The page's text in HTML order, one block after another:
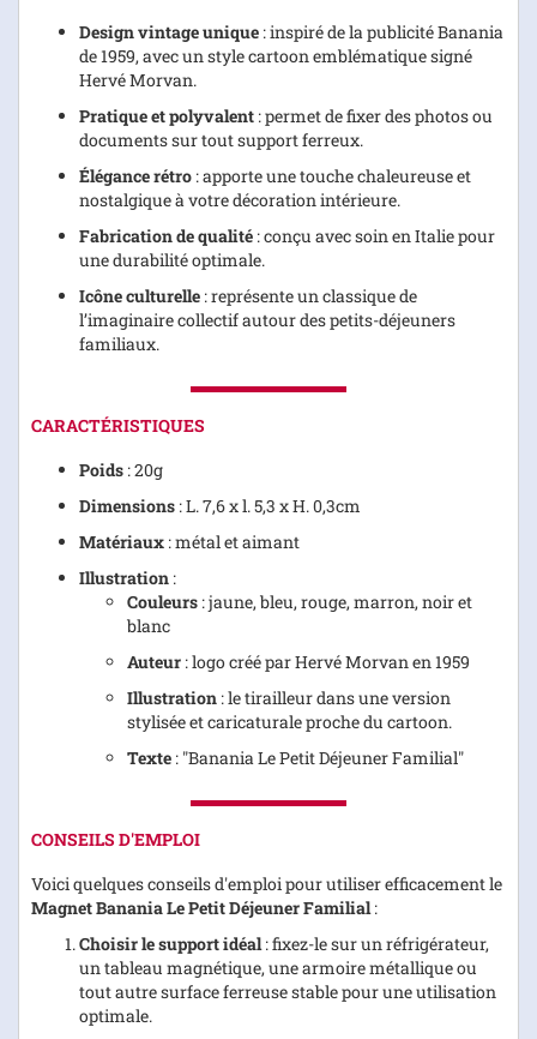
Design vintage unique : inspiré de la publicité Banania
de 1959, avec un style cartoon emblématique signé
Hervé Morvan.
Pratique et polyvalent : permet de fixer des photos ou
documents sur tout support ferreux.
Élégance rétro : apporte une touche chaleureuse et
nostalgique à votre décoration intérieure.
Fabrication de qualité : conçu avec soin en Italie pour
une durabilité optimale.
Icône culturelle : représente un classique de
l’imaginaire collectif autour des petits-déjeuners
familiaux.
CARACTÉRISTIQUES
Poids : 20g
Dimensions : L. 7,6 x l. 5,3 x H. 0,3cm
Matériaux : métal et aimant
Illustration :
Couleurs : jaune, bleu, rouge, marron, noir et
blanc
Auteur : logo créé par Hervé Morvan en 1959
Illustration : le tirailleur dans une version
stylisée et caricaturale proche du cartoon.
Texte : "Banania Le Petit Déjeuner Familial"
CONSEILS D'EMPLOI
Voici quelques conseils d'emploi pour utiliser efficacement le
Magnet Banania Le Petit Déjeuner Familial:
Choisir le support idéal: fixez-le sur un réfrigérateur,
un tableau magnétique, une armoire métallique ou
tout autre surface ferreuse stable pour une utilisation
optimale.